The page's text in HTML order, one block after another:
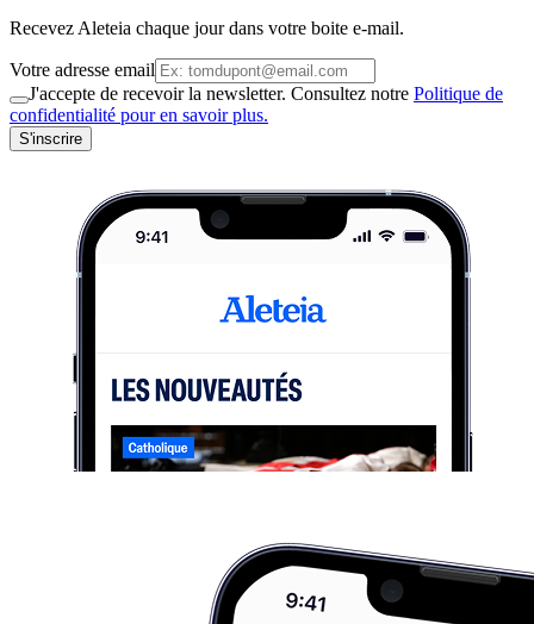
Recevez Aleteia chaque jour dans votre boite e-mail.
Votre adresse email
J'accepte de recevoir la newsletter. Consultez notre Politique de
confidentialité pour en savoir plus.
S'inscrire